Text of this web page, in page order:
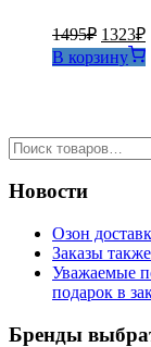
1495₽
цена
1323₽
В корзину
Новости
Озон
Заказы
Уважаемые
подарок в
Бренды